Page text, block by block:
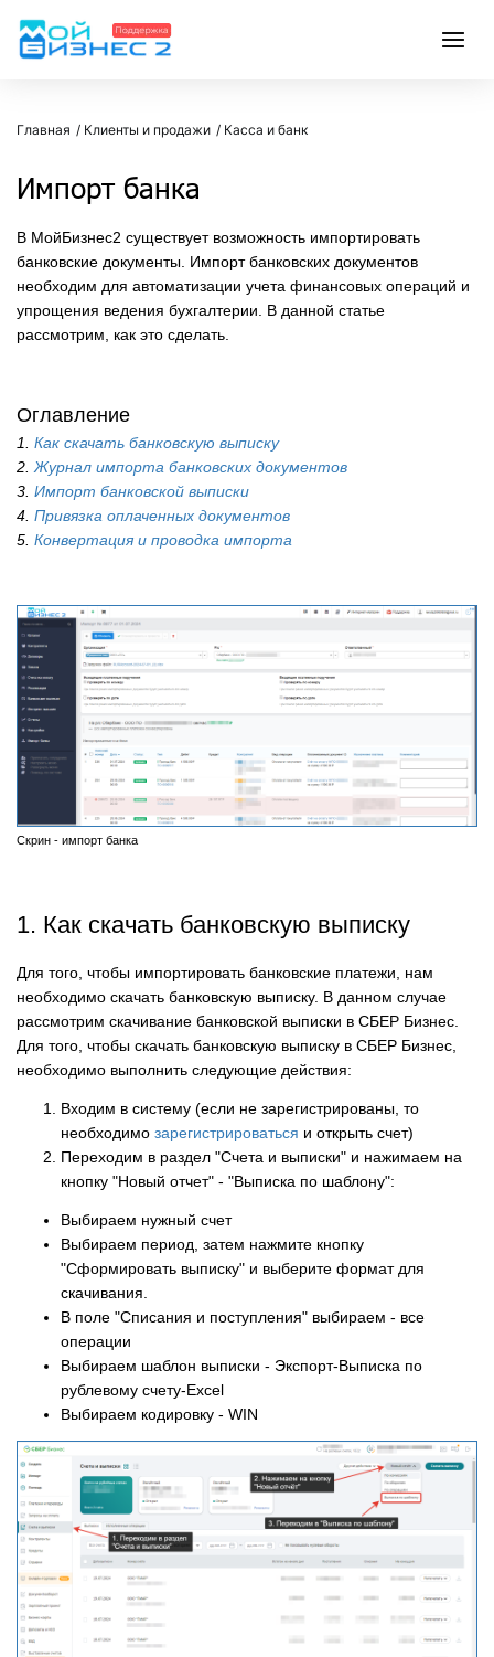
Главная Клиенты и продажи Касса и банк
Импорт банка
В МойБизнес2 существует возможность импортировать
банковские документы. Импорт банковских документов
необходим для автоматизации учета финансовых операций и
упрощения ведения бухгалтерии. В данной статье
рассмотрим, как это сделать.
Оглавление
1. Как скачать банковскую выписку
2. Журнал импорта банковских документов
3. Импорт банковской выписки
4. Привязка оплаченных документов
5. Конвертация и проводка импорта
Скрин - импорт банка
1. Как скачать банковскую выписку
Для того, чтобы импортировать банковские платежи, нам
необходимо скачать банковскую выписку. В данном случае
рассмотрим скачивание банковской выписки в СБЕР Бизнес.
Для того, чтобы скачать банковскую выписку в СБЕР Бизнес,
необходимо выполнить следующие действия:
Входим в систему (если не зарегистрированы, то
необходимо зарегистрироваться и открыть счет)
Переходим в раздел "Счета и выписки" и нажимаем на
кнопку "Новый отчет" - "Выписка по шаблону":
Выбираем нужный счет
Выбираем период, затем нажмите кнопку
"Сформировать выписку" и выберите формат для
скачивания.
В поле "Списания и поступления" выбираем - все
операции
Выбираем шаблон выписки - Экспорт-Выписка по
рублевому счету-Excel
Выбираем кодировку - WIN